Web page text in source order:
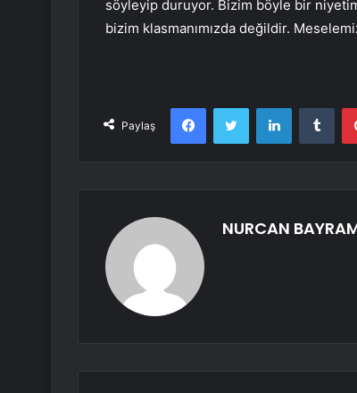
söyleyip duruyor. Bizim böyle bir
bizim klasmanımızda değildir.
Paylaş
FacebookTwitter LinkedIn
NURCAN